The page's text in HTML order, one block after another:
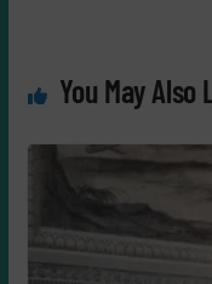
You May Also